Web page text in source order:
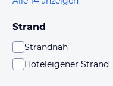
Strand
Strandnah
Hoteleigener Strand